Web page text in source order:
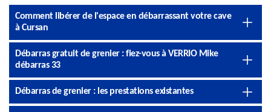
Comment libérer de l'espace en débarrassant votre cave
à Cursan
Débarras gratuit de grenier : fiez-vous à VERRIO Mike
débarras 33
Débarras de grenier : les prestations existantes